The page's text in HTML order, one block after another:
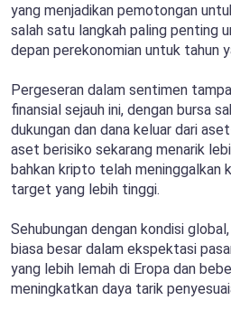
yang menjadikan pemotongan
salah satu langkah paling penting
depan perekonomian untuk tahun
Pergeseran dalam sentimen
finansial sejauh ini, dengan bursa
dukungan dan dana keluar dari
aset berisiko sekarang menarik
bahkan kripto telah meninggalkan
target yang lebih tinggi.
Sehubungan dengan kondisi
biasa besar dalam ekspektasi
yang lebih lemah di Eropa dan
meningkatkan daya tarik